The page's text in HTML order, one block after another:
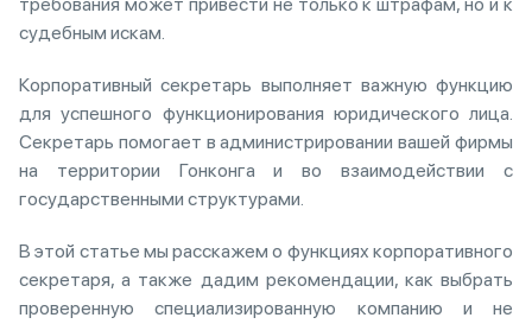
судебным искам.
Корпоративный секретарь выполняет важную функцию
для успешного функционирования юридического лица.
Секретарь помогает в администрировании вашей фирмы
на территории Гонконга и во взаимодействии с
государственными структурами.
В этой статье мы расскажем о функциях корпоративного
секретаря, а также дадим рекомендации, как выбрать
проверенную специализированную компанию и не